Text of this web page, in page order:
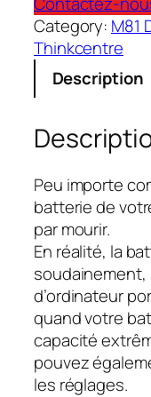
Category: M81
Thinkcentre
Description
Peu importe
batterie de
par mourir.
En réalité, la
d’ordinateur
quand votre
capacité
pouvez
les réglages.